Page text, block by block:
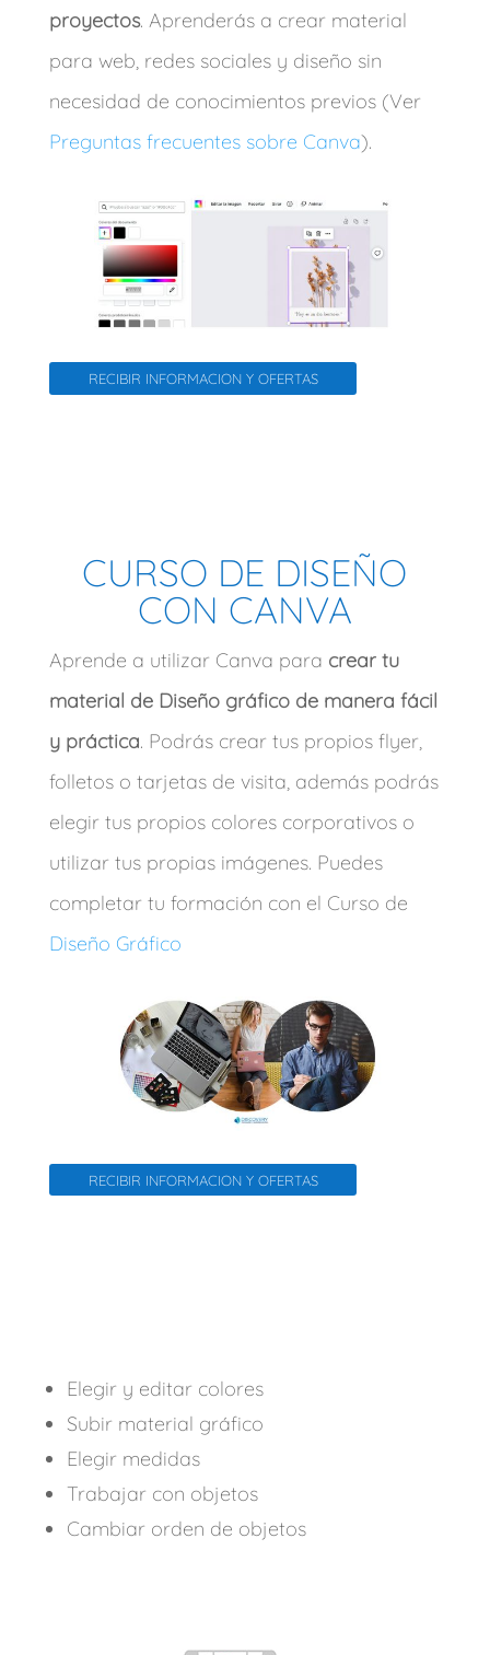
proyectos. Aprenderás a crear material
para web, redes sociales y diseño sin
necesidad de conocimientos previos (Ver
Preguntas frecuentes sobre Canva).
RECIBIR INFORMACION Y OFERTAS
CURSO DE DISEÑO
CON CANVA
Aprende a utilizar Canva para crear tu
material de Diseño gráfico de manera fácil
y práctica. Podrás crear tus propios flyer,
folletos o tarjetas de visita, además podrás
elegir tus propios colores corporativos o
utilizar tus propias imágenes. Puedes
completar tu formación con el Curso de
Diseño Gráfico
RECIBIR INFORMACION Y OFERTAS
Elegir y editar colores
Subir material gráfico
Elegir medidas
Trabajar con objetos
Cambiar orden de objetos